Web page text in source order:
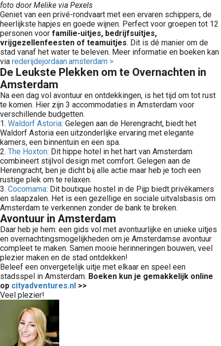
foto door Melike via Pexels
Geniet van een privé-rondvaart met een ervaren schippers, de
heerlijkste hapjes en goede wijnen. Perfect voor groepen tot 12
personen voor familie-uitjes, bedrijfsuitjes,
vrijgezellenfeesten of teamuitjes. Dit is dé manier om de
stad vanaf het water te beleven. Meer informatie en boeken kan
via rederijdejordaan.amsterdam >
De Leukste Plekken om te Overnachten in
Amsterdam
Na een dag vol avontuur en ontdekkingen, is het tijd om tot rust
te komen. Hier zijn 3 accommodaties in Amsterdam voor
verschillende budgetten.
1. Waldorf Astoria: Gelegen aan de Herengracht, biedt het
Waldorf Astoria een uitzonderlijke ervaring met elegante
kamers, een binnentuin en een spa.
2. The Hoxton: Dit hippe hotel in het hart van Amsterdam
combineert stijlvol design met comfort. Gelegen aan de
Herengracht, ben je dicht bij alle actie maar heb je toch een
rustige plek om te relaxen.
3. Cocomama: Dit boutique hostel in de Pijp biedt privékamers
en slaapzalen. Het is een gezellige en sociale uitvalsbasis om
Amsterdam te verkennen zonder de bank te breken.
Avontuur in Amsterdam
Daar heb je hem: een gids vol met avontuurlijke en unieke uitjes
en overnachtingsmogelijkheden om je Amsterdamse avontuur
compleet te maken. Samen mooie herinneringen bouwen, veel
plezier maken en de stad ontdekken!
Beleef een onvergetelijk uitje met elkaar en speel een
stadsspel in Amsterdam. Boeken kun je gemakkelijk online
op cityadventures.nl >>
Veel plezier!